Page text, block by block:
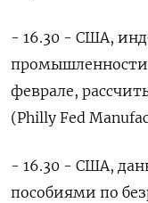
- 16.30 - США,
промышленности
феврале,
(Philly Fed
- 16.30 - США,
пособиями по